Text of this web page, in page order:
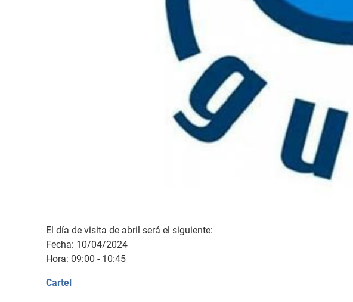
El día de visita de abril será el siguiente:
Fecha: 10/04/2024
Hora: 09:00 - 10:45
Cartel